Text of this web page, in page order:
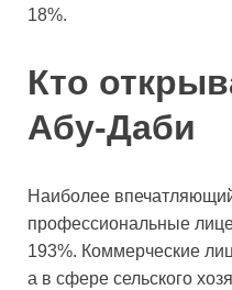
18%.
Кто
Абу‑Даби
Наиболее
профессиональные
193%. Коммерческие
а в сфере сельского